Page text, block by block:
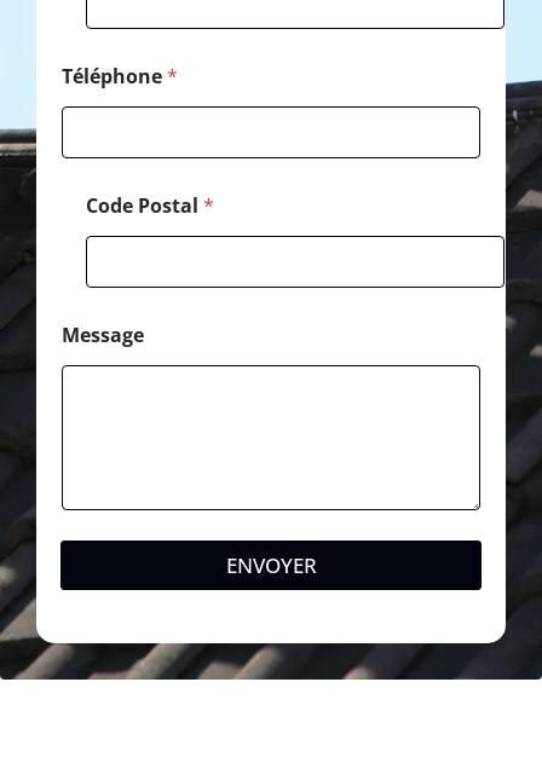
Téléphone*
Code Postal *
N
o
m
Message
ENVOYER